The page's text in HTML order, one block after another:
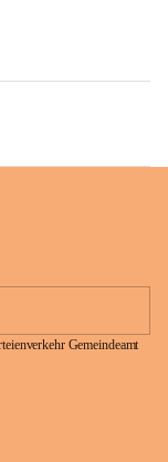
Gemeindeamt